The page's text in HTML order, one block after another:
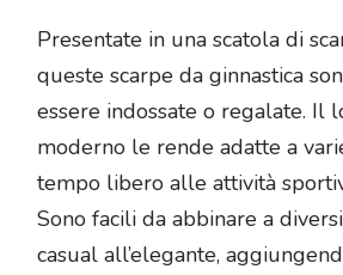
Presentate in una scatola di
queste scarpe da ginnastica
essere indossate o regalate. Il
moderno le rende adatte a
tempo libero alle attività
Sono facili da abbinare a
casual all’elegante,